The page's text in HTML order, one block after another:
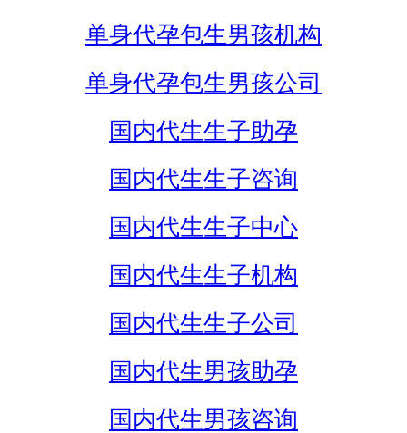
单身代孕包生男孩机构
单身代孕包生男孩公司
国内代生生子助孕
国内代生生子咨询
国内代生生子中心
国内代生生子机构
国内代生生子公司
国内代生男孩助孕
国内代生男孩咨询